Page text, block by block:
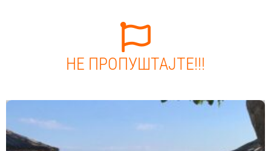
НЕ ПРОПУШТАЈТЕ!!!